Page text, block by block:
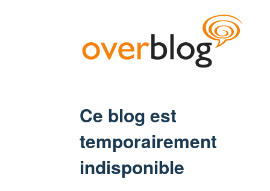
Ce blog est
temporairement
indisponible